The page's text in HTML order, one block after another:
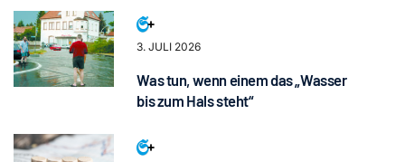
3. JULI 2026
Was tun, wenn einem das „Wasser
bis zum Hals steht“